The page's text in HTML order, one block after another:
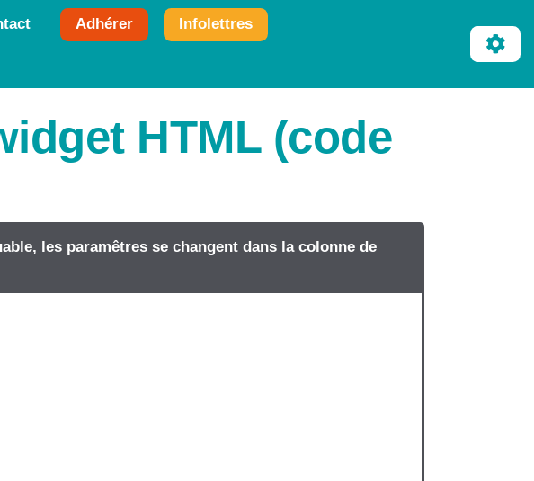
Adhérer Infolettres
HTML (code
les paramêtres se changent dans la colonne de